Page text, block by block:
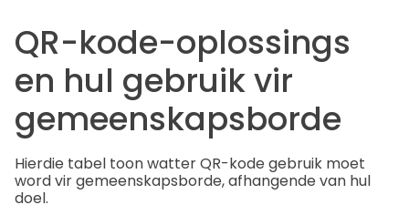
QR-kode-oplossings
en hul gebruik vir
gemeenskapsborde
Hierdie tabel toon watter QR-kode gebruik moet
word vir gemeenskapsborde, afhangende van hul
doel.